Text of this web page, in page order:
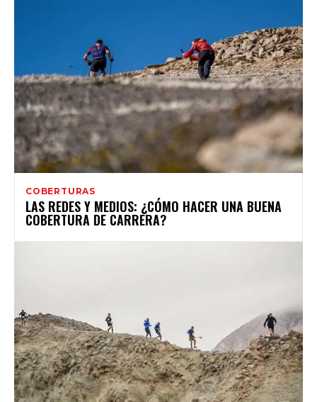
COBERTURAS
LAS REDES Y MEDIOS: ¿CÓMO HACER UNA BUENA
COBERTURA DE CARRERA?